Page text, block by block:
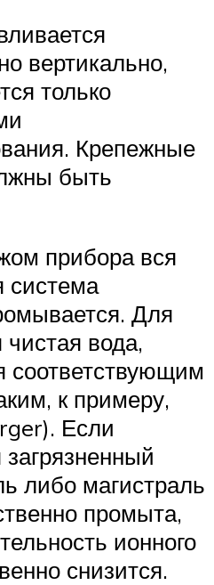
вертикально,
только
Крепежные
быть
прибора вся
система
Для
чистая вода,
соответствующим
к примеру,
Если
загрязненный
либо магистраль
промыта,
ионного
снизится.